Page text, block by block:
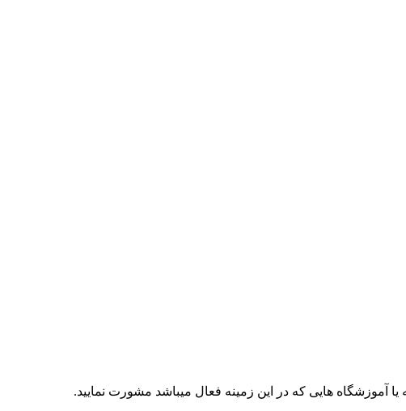
آموزشگاه هایی که در این زمینه فعال میباشد مشورت نمایید.